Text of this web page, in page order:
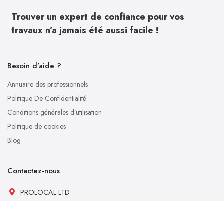
Trouver un expert de confiance pour vos
travaux n’a jamais été aussi facile !
Besoin d’aide ?
Annuaire des professionnels
Politique De Confidentialité
Conditions générales d’utilisation
Politique de cookies
Blog
Contactez-nous
PROLOCAL LTD